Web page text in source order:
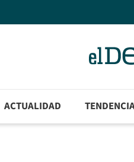
ACTUALIDAD